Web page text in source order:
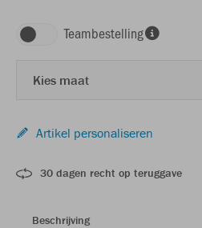
Teambestelling
Kies maat
Artikel personaliseren
30 dagen recht op teruggave
Beschrijving